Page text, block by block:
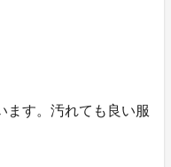
す。汚れても良い服